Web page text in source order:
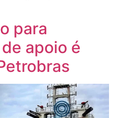
para
apoio é